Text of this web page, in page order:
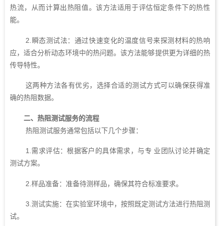
热流，从而计算出热阻值。该方法适用于评估恒定条件下的热性
能。
2.瞬态测试法：通过快速变化的温度信号来探测材料的热响
应，适合分析动态环境中的热问题。该方法能够提供更为详细的热
传导特性。
这两种方法各有优劣，选择合适的测试方式可以确保获得准
确的热阻数据。
二、热阻测试服务的流程
热阻测试服务通常包括以下几个步骤：
1.需求评估：根据客户的具体需求，与专 业团队讨论并确定
测试方案。
2.样品准备：准备待测样品，确保其符合标准要求。
3.测试实施：在实验室环境中，按照既定测试方法进行热阻测
试。